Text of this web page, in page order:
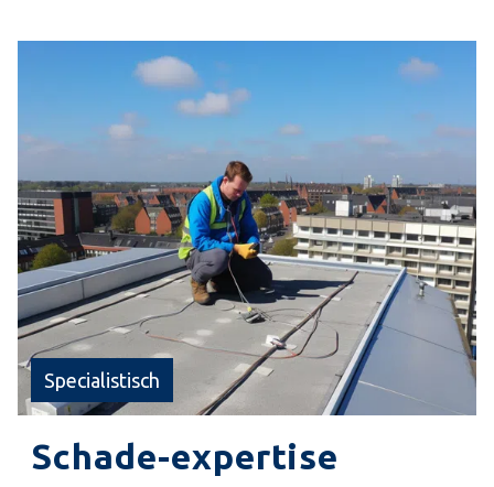
de installaties op peil, omdat er bij gevonden
gebreken direct maatregelen genomen moesten
worden door de eigenaar. De energiebedrijven
sloten anders een woning niet aan op de
energievoorzieningen. Door de privatisering van
deze bedrijven en veranderde wetgeving van de
overheid is deze controle helemaal weggevallen
en is de staat en toestand van de installaties in de
woning geheel voor rekening, risico en
verantwoording van de eigenaar.
Specialistisch
Schade-expertise